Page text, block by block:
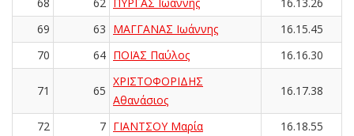
69
63 ΜΑΓΓΑΝΑΣ Ιωάννης
16.15.45
70
64 ΠΟΪΑΣ Παύλος 16.16.30
71 65
ΧΡΙΣΤΟΦΟΡΙΔΗΣ
Αθανάσιος
16.17.38
72 7 ΓΙΑΝΤΣΟΥ Μαρία
16.18.55